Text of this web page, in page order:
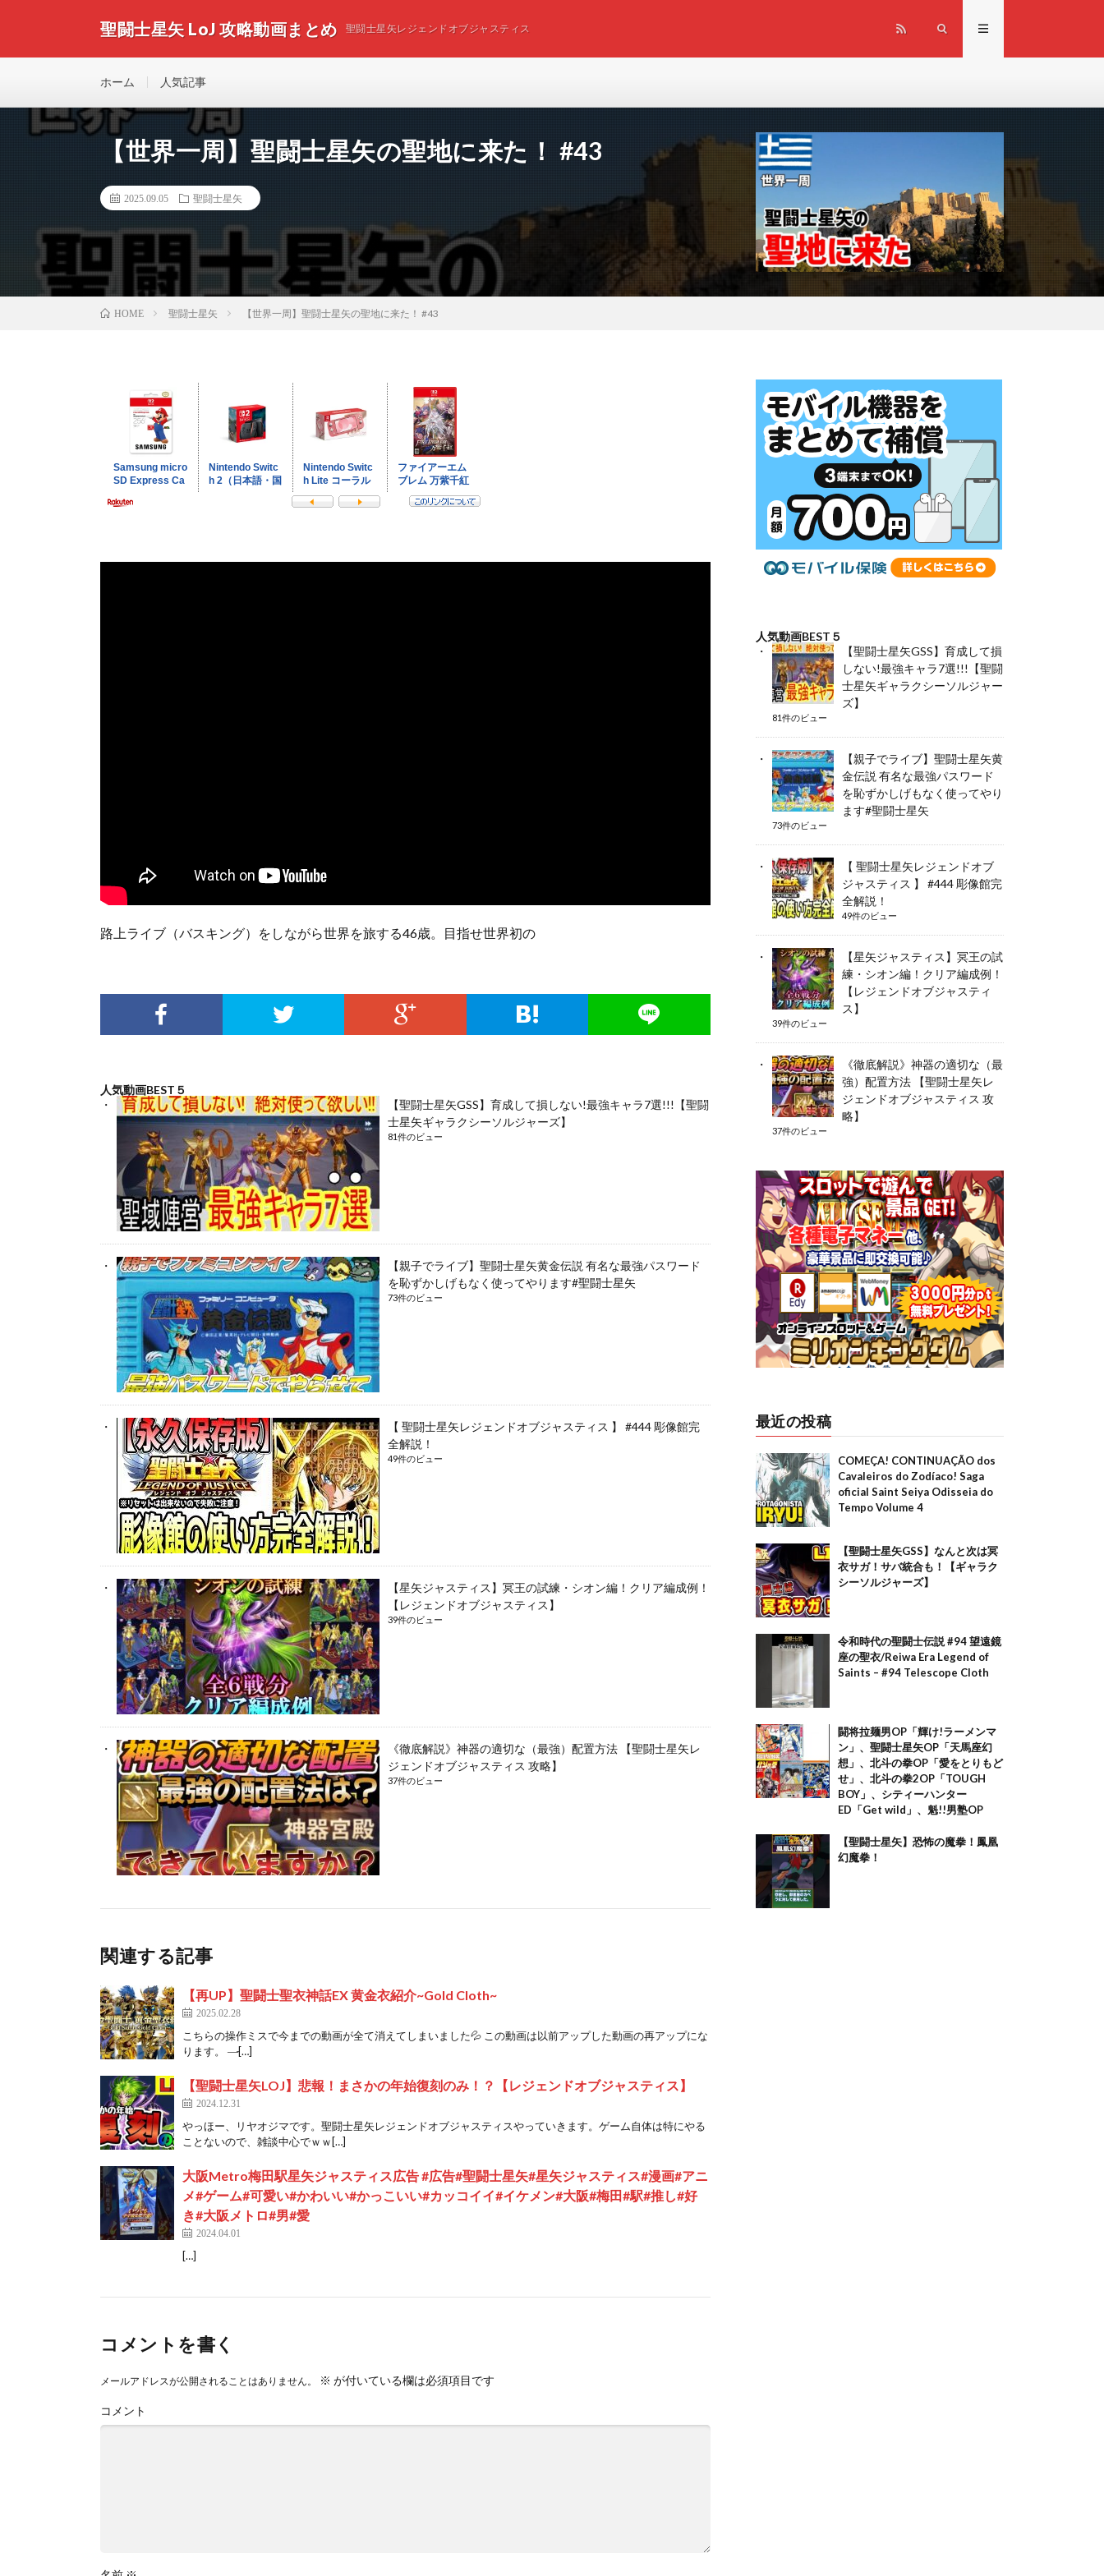
聖闘士星矢 LoJ 攻略動画まとめ 聖闘士星矢レジェンドオブジャスティス
ホーム 人気記事
【世界一周】聖闘士星矢の聖地に来た！ #43
2025.09.05 聖闘士星矢
HOME 聖闘士星矢 【世界一周】聖闘士星矢の聖地に来た！ #43
路上ライブ（バスキング）をしながら世界を旅する46歳。目指せ世界初の
人気動画BEST５
【聖闘士星矢GSS】育成して損しない!最強キャラ7選!!!【聖闘
士星矢ギャラクシーソルジャーズ】
81件のビュー
【親子でライブ】聖闘士星矢黄金伝説 有名な最強パスワード
を恥ずかしげもなく使ってやります#聖闘士星矢
73件のビュー
【 聖闘士星矢レジェンドオブジャスティス 】 #444 彫像館完
全解説！
49件のビュー
【星矢ジャスティス】冥王の試練・シオン編！クリア編成例！
【レジェンドオブジャスティス】
39件のビュー
《徹底解説》神器の適切な（最強）配置方法 【聖闘士星矢レ
ジェンドオブジャスティス 攻略】
37件のビュー
関連する記事
【再UP】聖闘士聖衣神話EX 黄金衣紹介~Gold Cloth~
2025.02.28
こちらの操作ミスで今までの動画が全て消えてしまいました💦 この動画は以前アップした動画の再アップにな
ります。 —̵[…]
【聖闘士星矢LOJ】悲報！まさかの年始復刻のみ！？【レジェンドオブジャスティス】
2024.12.31
やっほー、リヤオジマです。聖闘士星矢レジェンドオブジャスティスやっていきます。ゲーム自体は特にやる
ことないので、雑談中心でｗｗ[…]
大阪Metro梅田駅星矢ジャスティス広告 #広告#聖闘士星矢#星矢ジャスティス#漫画#アニ
メ#ゲーム#可愛い#かわいい#かっこいい#カッコイイ#イケメン#大阪#梅田#駅#推し#好
き#大阪メトロ#男#愛
2024.04.01
[…]
コメントを書く
メールアドレスが公開されることはありません。 ※ が付いている欄は必須項目です
コメント
人気動画BEST５
【聖闘士星矢GSS】育成して損
しない!最強キャラ7選!!!【聖闘
士星矢ギャラクシーソルジャー
ズ】
81件のビュー
【親子でライブ】聖闘士星矢黄
金伝説 有名な最強パスワード
を恥ずかしげもなく使ってやり
ます#聖闘士星矢
73件のビュー
【 聖闘士星矢レジェンドオブ
ジャスティス 】 #444 彫像館完
全解説！
49件のビュー
【星矢ジャスティス】冥王の試
練・シオン編！クリア編成例！
【レジェンドオブジャスティ
ス】
39件のビュー
《徹底解説》神器の適切な（最
強）配置方法 【聖闘士星矢レ
ジェンドオブジャスティス 攻
略】
37件のビュー
最近の投稿
COMEÇA! CONTINUAÇÃO dos
Cavaleiros do Zodíaco! Saga
oficial Saint Seiya Odisseia do
Tempo Volume 4
【聖闘士星矢GSS】なんと次は冥
衣サガ！サバ統合も！【ギャラク
シーソルジャーズ】
令和時代の聖闘士伝説 #94 望遠鏡
座の聖衣/Reiwa Era Legend of
Saints – #94 Telescope Cloth
闘将拉麺男OP「輝け!ラーメンマ
ン」、聖闘士星矢OP「天馬座幻
想」、北斗の拳OP「愛をとりもど
せ」、北斗の拳2OP「TOUGH
BOY」、シティーハンター
ED「Get wild」、魁!!男塾OP
【聖闘士星矢】恐怖の魔拳！鳳凰
幻魔拳！